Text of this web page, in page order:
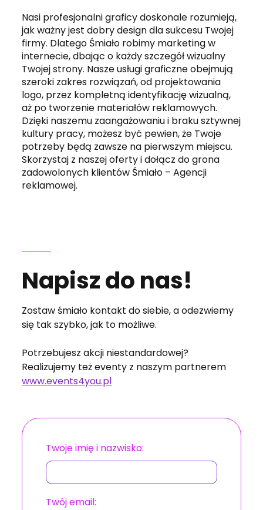
Nasi profesjonalni graficy doskonale rozumieją,
jak ważny jest dobry design dla sukcesu Twojej
firmy. Dlatego Śmiało robimy marketing w
internecie, dbając o każdy szczegół wizualny
Twojej strony. Nasze usługi graficzne obejmują
szeroki zakres rozwiązań, od projektowania
logo, przez kompletną identyfikację wizualną,
aż po tworzenie materiałów reklamowych.
Dzięki naszemu zaangażowaniu i braku sztywnej
kultury pracy, możesz być pewien, że Twoje
potrzeby będą zawsze na pierwszym miejscu.
Skorzystaj z naszej oferty i dołącz do grona
zadowolonych klientów Śmiało – Agencji
reklamowej.
Napisz do nas!
Zostaw śmiało kontakt do siebie, a odezwiemy
się tak szybko, jak to możliwe.
Potrzebujesz akcji niestandardowej?
Realizujemy też eventy z naszym partnerem
www.events4you.pl
Twoje imię i nazwisko:
Twój email: